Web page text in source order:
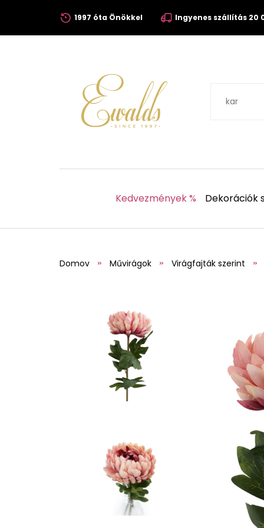
1997 óta Önökkel Ingyenes szállítás 20
Kedvezmények % Dekorációk
Domov Művirágok Virágfajták szerint